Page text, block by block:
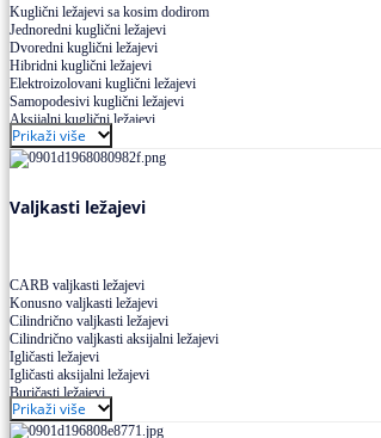
Kuglični ležajevi sa kosim dodirom
Jednoredni kuglični ležajevi
Dvoredni kuglični ležajevi
Hibridni kuglični ležajevi
Elektroizolovani kuglični ležajevi
Samopodesivi kuglični ležajevi
Aksijalni kuglični ležajevi
Kuglični ležajevi od nerđajućeg čelika
Prikaži više
Valjkasti ležajevi
CARB valjkasti ležajevi
Konusno valjkasti ležajevi
Cilindrično valjkasti ležajevi
Cilindrično valjkasti aksijalni ležajevi
Igličasti ležajevi
Igličasti aksijalni ležajevi
Buričasti ležajevi
Buričasti zaptiveni ležajevi
Buričasti aksijalni ležajevi
Prikaži više